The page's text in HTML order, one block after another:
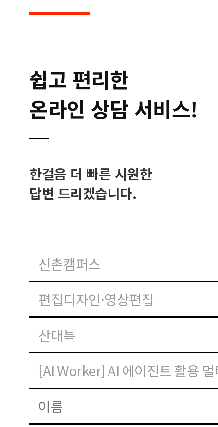
쉽고 편리한
온라인 상담 서비스!
한걸음 더 빠른 시원한
답변 드리겠습니다.